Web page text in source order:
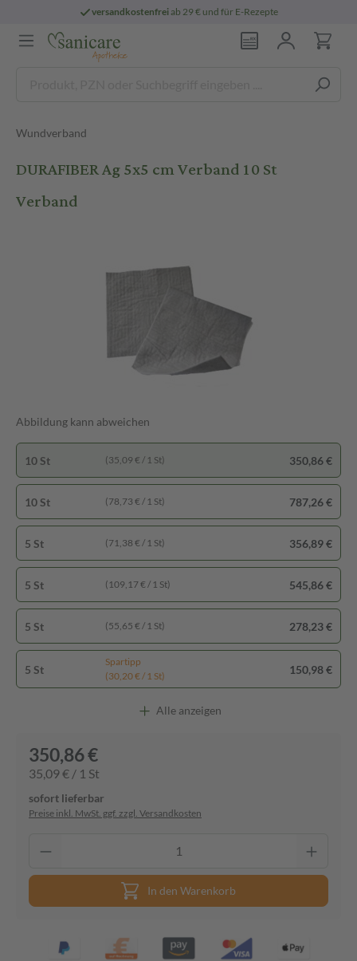
versandkostenfreiab 29 € und für E-Rezepte
Wundverband
DURAFIBER Ag 5x5 cm Verband 10 St
Verband
Abbildung kann abweichen
10 St (35,09 € / 1 St) 350,86 €
10 St (78,73 € / 1 St) 787,26 €
5 St (71,38 € / 1 St) 356,89 €
5 St (109,17 € / 1 St) 545,86 €
5 St (55,65 € / 1 St) 278,23 €
5 St
Spartipp
(30,20 € / 1 St)
150,98 €
Alle anzeigen
350,86 €
35,09 € / 1 St
sofort lieferbar
Preise inkl. MwSt. ggf. zzgl. Versandkosten
In den Warenkorb